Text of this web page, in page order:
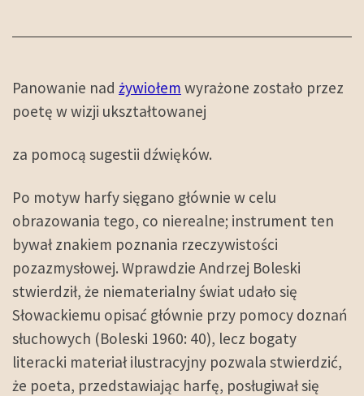
Panowanie nad żywiołem wyrażone zostało przez
poetę w wizji ukształtowanej
za pomocą sugestii dźwięków.
Po motyw harfy sięgano głównie w celu
obrazowania tego, co nierealne; instrument ten
bywał znakiem poznania rzeczywistości
pozazmysłowej. Wprawdzie Andrzej Boleski
stwierdził, że niematerialny świat udało się
Słowackiemu opisać głównie przy pomocy doznań
słuchowych (Boleski 1960: 40), lecz bogaty
literacki materiał ilustracyjny pozwala stwierdzić,
że poeta, przedstawiając harfę, posługiwał się